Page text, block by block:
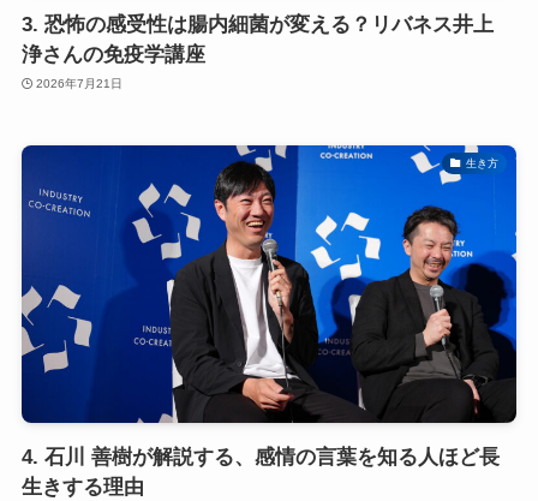
3. 恐怖の感受性は腸内細菌が変える？リバネス井上
浄さんの免疫学講座
2026年7月21日
生き方
4. 石川 善樹が解説する、感情の言葉を知る人ほど長
生きする理由